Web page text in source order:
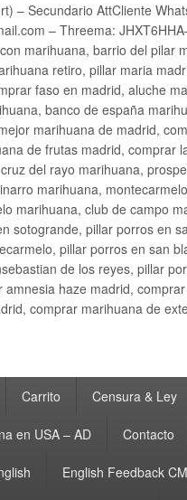
– Secundario AttCliente
– Threema:
marihuana, barrio del pilar
retiro, pillar maria
faso en madrid, aluche
banco de españa
marihuana de madrid,
de frutas madrid, comprar
del rayo marihuana,
marihuana,
marihuana, club de campo
sotogrande, pillar porros en
pillar porros en san
de los reyes, pillar
haze madrid,
comprar marihuana de
Carrito Censura & Ley
en USA – AD Contacto
English Feedback